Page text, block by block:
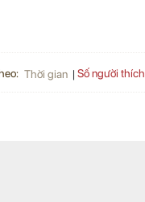
Thời gian Số người thích